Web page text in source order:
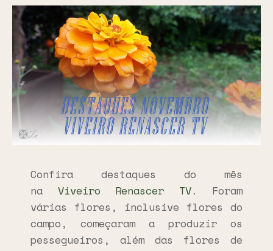
Confira destaques do mês
na Viveiro Renascer TV. Foram
várias flores, inclusive flores do
campo, começaram a produzir os
pessegueiros, além das flores de